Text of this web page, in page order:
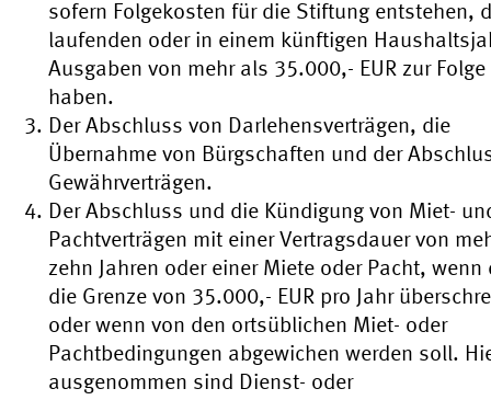
sofern Folgekosten für die Stiftung entstehen,
laufenden oder in einem künftigen
Ausgaben von mehr als 35.000,- EUR zur Folge
haben.
Der Abschluss von Darlehensverträgen, die
Übernahme von Bürgschaften und der
Gewährverträgen.
Der Abschluss und die Kündigung von Miet-
Pachtverträgen mit einer Vertragsdauer von
zehn Jahren oder einer Miete oder Pacht, wenn
die Grenze von 35.000,- EUR pro Jahr
oder wenn von den ortsüblichen Miet- oder
Pachtbedingungen abgewichen werden soll.
ausgenommen sind Dienst- oder